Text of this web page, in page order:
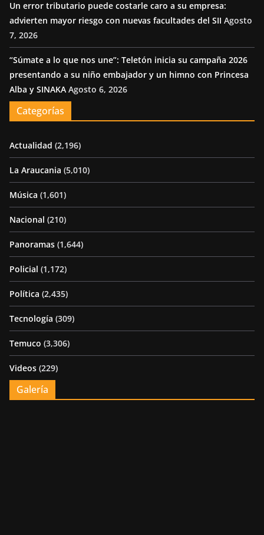
Un error tributario puede costarle caro a su empresa:
advierten mayor riesgo con nuevas facultades del SII Agosto
7, 2026
“Súmate a lo que nos une”: Teletón inicia su campaña 2026
presentando a su niño embajador y un himno con Princesa
Alba y SINAKA Agosto 6, 2026
Categorías
Actualidad (2,196)
La Araucania (5,010)
Música (1,601)
Nacional (210)
Panoramas (1,644)
Policial (1,172)
Política (2,435)
Tecnología (309)
Temuco (3,306)
Videos (229)
Galería